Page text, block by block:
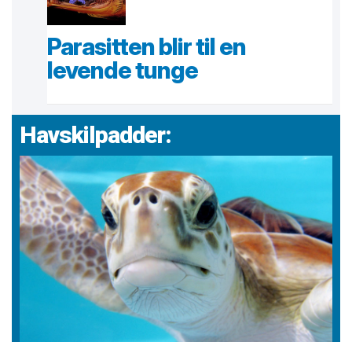
Parasitten blir til en
levende tunge
Havskilpadder: